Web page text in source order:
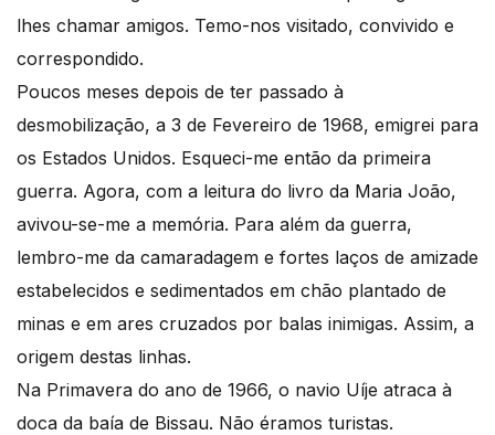
lhes chamar amigos. Temo-nos visitado, convivido e
correspondido.
Poucos meses depois de ter passado à
desmobilização, a 3 de Fevereiro de 1968, emigrei para
os Estados Unidos. Esqueci-me então da primeira
guerra. Agora, com a leitura do livro da Maria João,
avivou-se-me a memória. Para além da guerra,
lembro-me da camaradagem e fortes laços de amizade
estabelecidos e sedimentados em chão plantado de
minas e em ares cruzados por balas inimigas. Assim, a
origem destas linhas.
Na Primavera do ano de 1966, o navio Uíje atraca à
doca da baía de Bissau. Não éramos turistas.